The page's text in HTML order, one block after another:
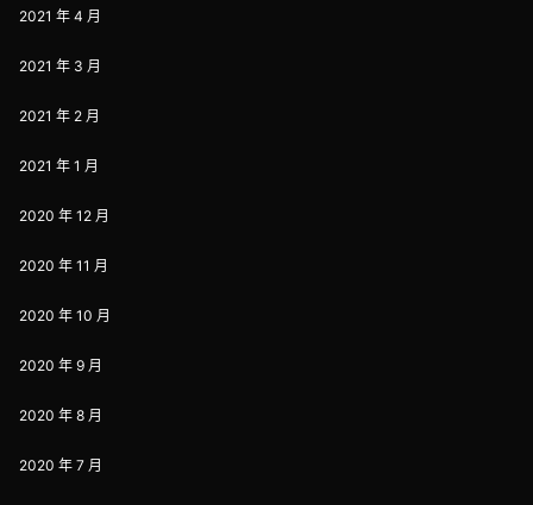
2021 年 4 月
2021 年 3 月
2021 年 2 月
2021 年 1 月
2020 年 12 月
2020 年 11 月
2020 年 10 月
2020 年 9 月
2020 年 8 月
2020 年 7 月